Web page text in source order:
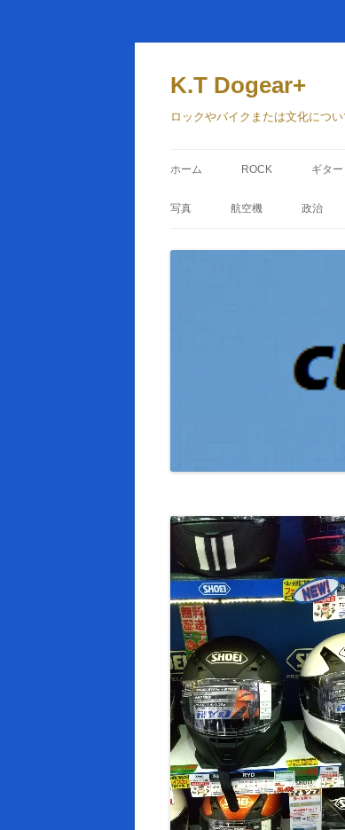
ン
ツ
へ
ス
K.T Dogear+
ロックやバイクまたは文化につ
ホーム ROCK ギター
写真 航空機 政治